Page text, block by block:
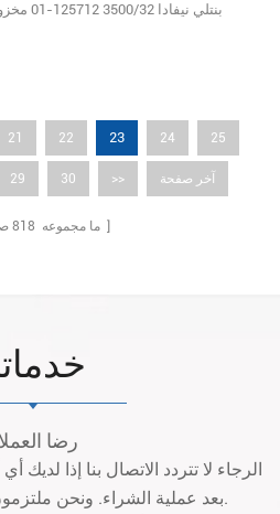
بنتلي نيفادا 3500/32 125712-01 مخزون كبير ضمان جديد الأصلي
21 22 23 24 25
29 30 >> آخر صفحة
[ ما مجموعه 818 صفحات ]
رضا
الرجاء لا تتردد الاتصال بنا إذا
بعد عملية الشراء. ونحن ملتزمون الخاص 100٪ الارتياح.